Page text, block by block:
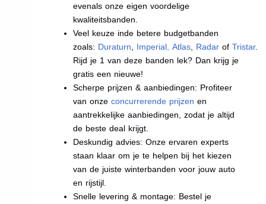
evenals onze eigen voordelige
kwaliteitsbanden.
Veel keuze inde betere budgetbanden
zoals: Duraturn Imperial Atlas Radar ofTristar.
Rijd je 1 van deze banden lek? Dan krijg je
gratis een nieuwe!
Scherpe prijzen & aanbiedingen: Profiteer
van onzeconcurrerende prijzen en
aantrekkelijke aanbiedingen, zodat je altijd
de beste deal krijgt.
Deskundig advies: Onze ervaren experts
staan klaar om je te helpen bij het kiezen
van de juiste winterbanden voor jouw auto
en rijstijl.
Snelle levering & montage: Bestel je